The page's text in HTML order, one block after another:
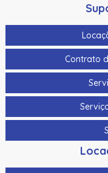
Contrato